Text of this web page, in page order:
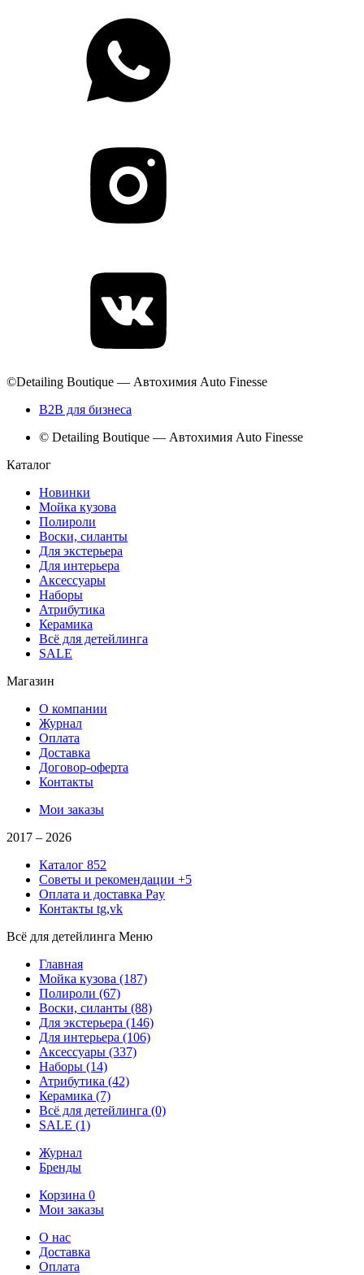
©Detailing Boutique — Автохимия Auto Finesse
B2B для бизнеса
© Detailing Boutique — Автохимия Auto Finesse
Каталог
Новинки
Мойка кузова
Полироли
Воски, силанты
Для экстерьера
Для интерьера
Аксессуары
Наборы
Атрибутика
Керамика
Всё для детейлинга
SALE
Магазин
О компании
Журнал
Оплата
Доставка
Договор-оферта
Контакты
Мои заказы
2017 – 2026
Каталог 852
Советы и рекомендации +5
Оплата и доставка Pay
Контакты tg,vk
Всё для детейлинга Меню
Главная
Мойка кузова (187)
Полироли (67)
Воски, силанты (88)
Для экстерьера (146)
Для интерьера (106)
Аксессуары (337)
Наборы (14)
Атрибутика (42)
Керамика (7)
Всё для детейлинга (0)
SALE (1)
Журнал
Бренды
Корзина 0
Мои заказы
О нас
Доставка
Оплата